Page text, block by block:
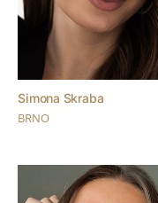
Simona Skraba
BRNO